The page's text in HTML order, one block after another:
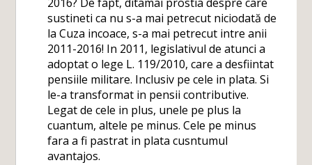
sustineti ca nu s-a mai petrecut niciodată de
la Cuza incoace, s-a mai petrecut intre anii
2011-2016! In 2011, legislativul de atunci a
adoptat o lege L. 119/2010, care a desfiintat
pensiile militare. Inclusiv pe cele in plata. Si
le-a transformat in pensii contributive.
Legat de cele in plus, unele pe plus la
cuantum, altele pe minus. Cele pe minus
fara a fi pastrat in plata cusntumul
avantajos.